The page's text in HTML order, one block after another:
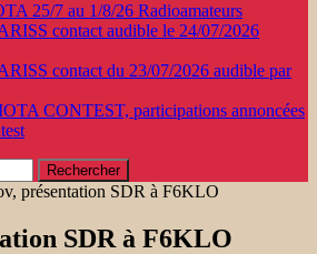
25/7 au 1/8/26 Radioamateurs
contact audible le 24/07/2026
contact du 23/07/2026 audible par
CONTEST, participations annoncées
présentation SDR à F6KLO
SDR à F6KLO